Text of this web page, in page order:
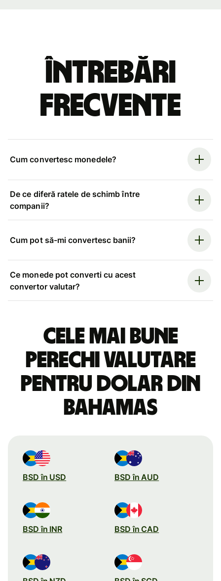
Întrebări
frecvente
Cum convertesc monedele?
De ce diferă ratele de schimb între
companii?
Cum pot să-mi convertesc banii?
Ce monede pot converti cu acest
convertor valutar?
Cele mai bune
perechi valutare
pentru dolar din
Bahamas
BSD în USD BSD în AUD
BSD în INR BSD în CAD